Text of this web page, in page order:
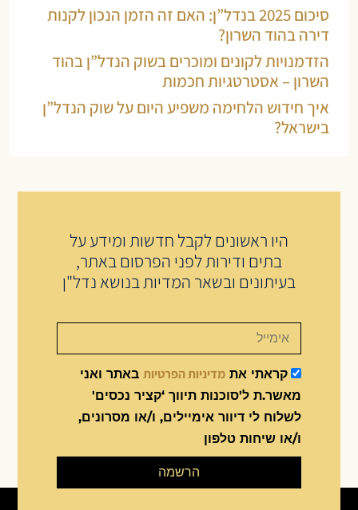
סיכום 2025 בנדל”ן: האם זה הזמן הנכון לקנות
דירה בהוד השרון?
הזדמנויות לקונים ומוכרים בשוק הנדל”ן בהוד
השרון – אסטרטגיות חכמות
איך חידוש הלחימה משפיע היום על שוק הנדל”ן
בישראל?
היו ראשונים לקבל חדשות ומידע על
בתים ודירות לפני הפרסום באתר,
בעיתונים ובשאר המדיות בנושא נדל"ן
קראתי את מדיניות הפרטיותבאתר ואני
מאשר.ת ל'סוכנות תיווך ‘קציר נכסים'
לשלוח לי דיוור אימיילים, ו/או מסרונים,
ו/או שיחות טלפון
הרשמה